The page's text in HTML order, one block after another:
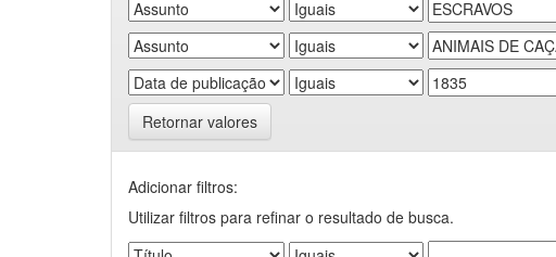
Retornar valores
Adicionar filtros:
Utilizar filtros para refinar o resultado de busca.